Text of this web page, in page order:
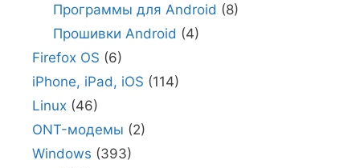
Программы для Android (8)
Прошивки Android (4)
Firefox OS (6)
iPhone, iPad, iOS (114)
Linux (46)
ONT-модемы (2)
Windows (393)